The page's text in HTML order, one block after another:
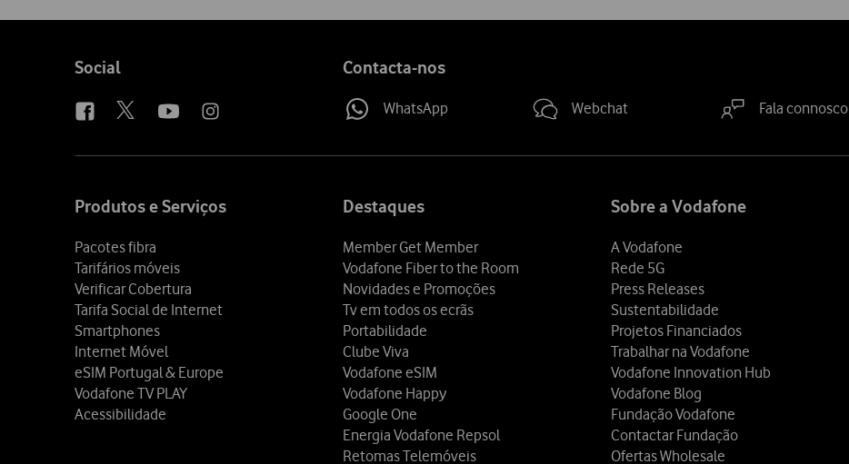
social
Follow
Social Contacta-nos
WhatsApp Webchat Fala connosco
Produtos e Serviços
Pacotes fibra
Tarifários móveis
Verificar Cobertura
Tarifa Social de Internet
Smartphones
Internet Móvel
eSIM Portugal & Europe
Vodafone TV PLAY
Acessibilidade
Destaques
Member Get Member
Vodafone Fiber to the Room
Novidades e Promoções
Tv em todos os ecrãs
Portabilidade
Clube Viva
Vodafone eSIM
Vodafone Happy
Google One
Energia Vodafone Repsol
Retomas Telemóveis
Sobre a Vodafone
A Vodafone
Rede 5G
Press Releases
Sustentabilidade
Projetos Financiados
Trabalhar na Vodafone
Vodafone Innovation Hub
Vodafone Blog
Fundação Vodafone
Contactar Fundação
Ofertas Wholesale